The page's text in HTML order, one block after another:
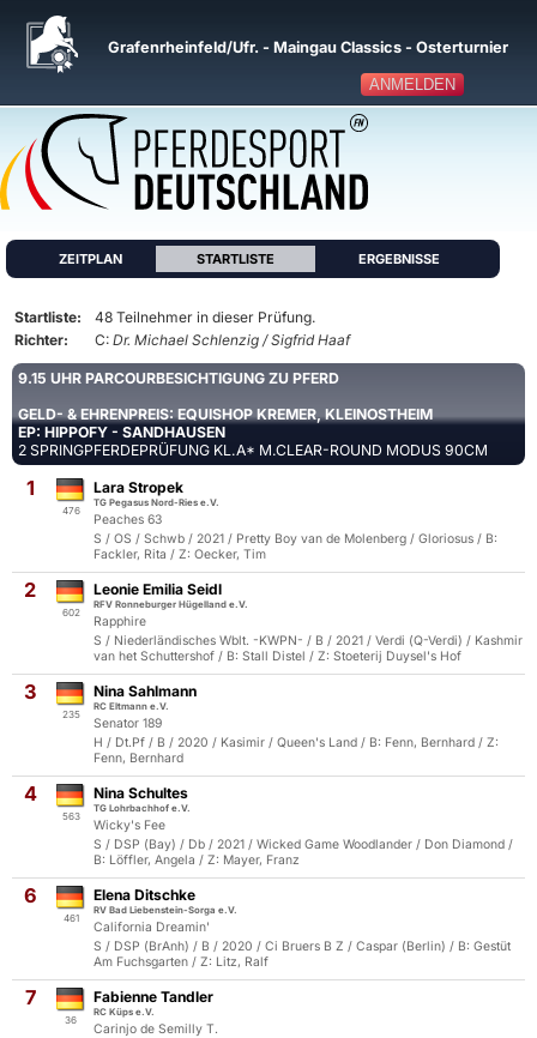
ANMELDEN
Grafenrheinfeld/Ufr. - Maingau Classics - Osterturnier
ZEITPLAN STARTLISTE ERGEBNISSE
Startliste:
48 Teilnehmer in dieser Prüfung.
Richter:
C: Dr. Michael Schlenzig / Sigfrid Haaf
9.15 UHR PARCOURBESICHTIGUNG ZU PFERD
GELD- & EHRENPREIS: EQUISHOP KREMER, KLEINOSTHEIM
EP: HIPPOFY - SANDHAUSEN
2 SPRINGPFERDEPRÜFUNG KL.A* M.CLEAR-ROUND MODUS 90CM
1
476
Lara Stropek
TG Pegasus Nord-Ries e.V.
Peaches 63
S / OS / Schwb / 2021 / Pretty Boy van de Molenberg / Gloriosus / B:
Fackler, Rita / Z: Oecker, Tim
2
602
Leonie Emilia Seidl
RFV Ronneburger Hügelland e.V.
Rapphire
S / Niederländisches Wblt. -KWPN- / B / 2021 / Verdi (Q-Verdi) / Kashmir
van het Schuttershof / B: Stall Distel / Z: Stoeterij Duysel's Hof
3
235
Nina Sahlmann
RC Eltmann e.V.
Senator 189
H / Dt.Pf / B / 2020 / Kasimir / Queen's Land / B: Fenn, Bernhard / Z:
Fenn, Bernhard
4
563
Nina Schultes
TG Lohrbachhof e.V.
Wicky's Fee
S / DSP (Bay) / Db / 2021 / Wicked Game Woodlander / Don Diamond /
B: Löffler, Angela / Z: Mayer, Franz
6
461
Elena Ditschke
RV Bad Liebenstein-Sorga e.V.
California Dreamin'
S / DSP (BrAnh) / B / 2020 / Ci Bruers B Z / Caspar (Berlin) / B: Gestüt
Am Fuchsgarten / Z: Litz, Ralf
7
36
Fabienne Tandler
RC Küps e.V.
Carinjo de Semilly T.